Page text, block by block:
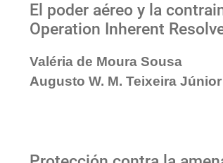
El poder aéreo y la
Operation Inherent
Valéria de Moura Sousa
Augusto W. M. Teixeira Júnior